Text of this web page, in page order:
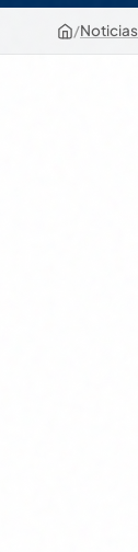
/Noticias